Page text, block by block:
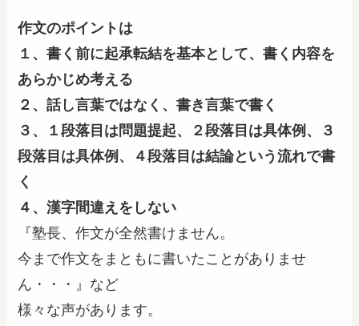
作文のポイントは
１、書く前に起承転結を基本として、書く内容を
あらかじめ考える
２、話し言葉ではなく、書き言葉で書く
３、１段落目は問題提起、２段落目は具体例、３
段落目は具体例、４段落目は結論という流れで書
く
４、漢字間違えをしない
『塾長、作文が全然書けません。
今まで作文をまともに書いたことがありませ
ん・・・』など
様々な声があります。